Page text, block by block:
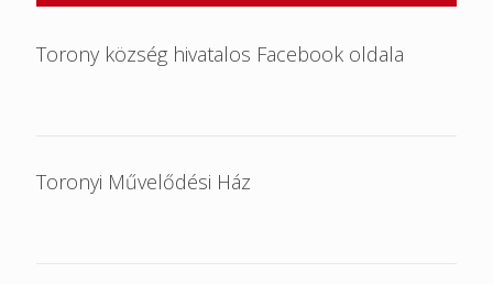
Torony község hivatalos Facebook oldala
Toronyi Művelődési Ház